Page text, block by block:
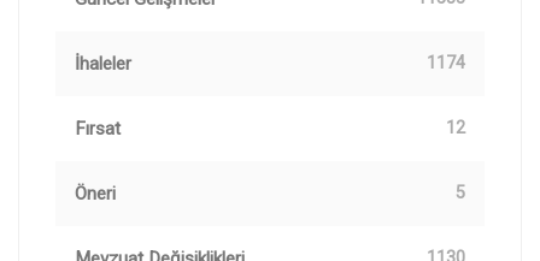
İhaleler 1174
Fırsat 12
Öneri 5